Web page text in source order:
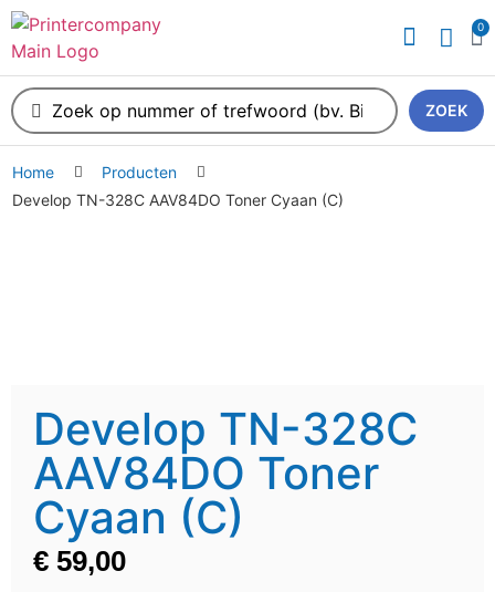
0
ZOEK
Home
Producten
Develop TN-328C AAV84DO Toner Cyaan (C)
Develop TN-328C
AAV84DO Toner
Cyaan (C)
€ 59,00